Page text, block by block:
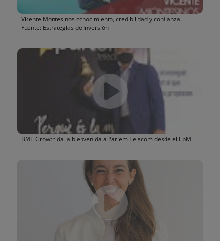
Vicente Montesinos conocimiento, credibilidad y confianza.
Fuente: Estrategias de Inversión
BME Growth da la bienvenida a Parlem Telecom desde el EpM